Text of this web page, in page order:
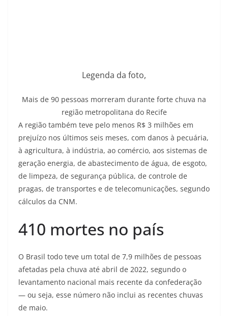
Legenda da foto,
Mais de 90 pessoas morreram durante forte chuva na
região metropolitana do Recife
A região também teve pelo menos R$ 3 milhões em
prejuízo nos últimos seis meses, com danos à pecuária,
à agricultura, à indústria, ao comércio, aos sistemas de
geração energia, de abastecimento de água, de esgoto,
de limpeza, de segurança pública, de controle de
pragas, de transportes e de telecomunicações, segundo
cálculos da CNM.
410 mortes no país
O Brasil todo teve um total de 7,9 milhões de pessoas
afetadas pela chuva até abril de 2022, segundo o
levantamento nacional mais recente da confederação
— ou seja, esse número não inclui as recentes chuvas
de maio.